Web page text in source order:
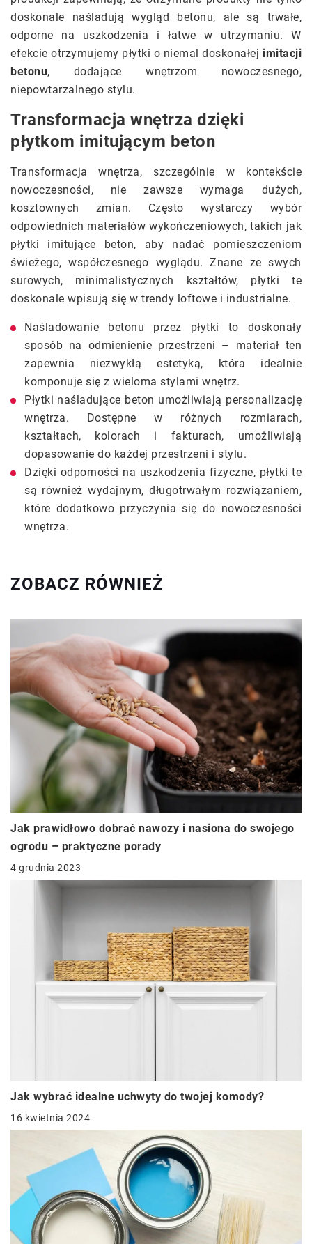
doskonale naśladują wygląd betonu, ale są trwałe,
odporne na uszkodzenia i łatwe w utrzymaniu. W
efekcie otrzymujemy płytki o niemal doskonałej imitacji
betonu, dodające wnętrzom nowoczesnego,
niepowtarzalnego stylu.
Transformacja wnętrza dzięki
płytkom imitującym beton
Transformacja wnętrza, szczególnie w kontekście
nowoczesności, nie zawsze wymaga dużych,
kosztownych zmian. Często wystarczy wybór
odpowiednich materiałów wykończeniowych, takich jak
płytki imitujące beton, aby nadać pomieszczeniom
świeżego, współczesnego wyglądu. Znane ze swych
surowych, minimalistycznych kształtów, płytki te
doskonale wpisują się w trendy loftowe i industrialne.
Naśladowanie betonu przez płytki to doskonały
sposób na odmienienie przestrzeni – materiał ten
zapewnia niezwykłą estetyką, która idealnie
komponuje się z wieloma stylami wnętrz.
Płytki naśladujące beton umożliwiają personalizację
wnętrza. Dostępne w różnych rozmiarach,
kształtach, kolorach i fakturach, umożliwiają
dopasowanie do każdej przestrzeni i stylu.
Dzięki odporności na uszkodzenia fizyczne, płytki te
są również wydajnym, długotrwałym rozwiązaniem,
które dodatkowo przyczynia się do nowoczesności
wnętrza.
ZOBACZ RÓWNIEŻ
Jak prawidłowo dobrać nawozy i nasiona do swojego
ogrodu – praktyczne porady
4 grudnia 2023
Jak wybrać idealne uchwyty do twojej komody?
16 kwietnia 2024